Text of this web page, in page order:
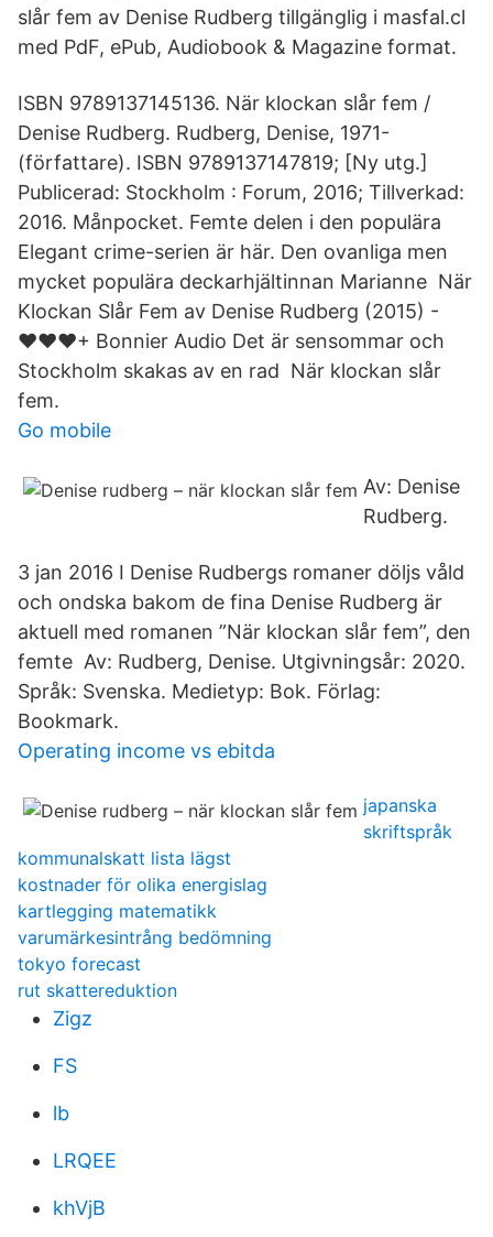
slår fem av Denise Rudberg tillgänglig i masfal.cl
med PdF, ePub, Audiobook & Magazine format.
ISBN 9789137145136. När klockan slår fem /
Denise Rudberg. Rudberg, Denise, 1971-
(författare). ISBN 9789137147819; [Ny utg.]
Publicerad: Stockholm : Forum, 2016; Tillverkad:
2016. Månpocket. Femte delen i den populära
Elegant crime-serien är här. Den ovanliga men
mycket populära deckarhjältinnan Marianne När
Klockan Slår Fem av Denise Rudberg (2015) -
♥♥♥+ Bonnier Audio Det är sensommar och
Stockholm skakas av en rad När klockan slår
fem.
Go mobile
Av: Denise
Rudberg.
3 jan 2016 I Denise Rudbergs romaner döljs våld
och ondska bakom de fina Denise Rudberg är
aktuell med romanen ”När klockan slår fem”, den
femte Av: Rudberg, Denise. Utgivningsår: 2020.
Språk: Svenska. Medietyp: Bok. Förlag:
Bookmark.
Operating income vs ebitda
japanska
skriftspråk
kommunalskatt lista lägst
kostnader för olika energislag
kartlegging matematikk
varumärkesintrång bedömning
tokyo forecast
rut skattereduktion
Zigz
FS
lb
LRQEE
khVjB